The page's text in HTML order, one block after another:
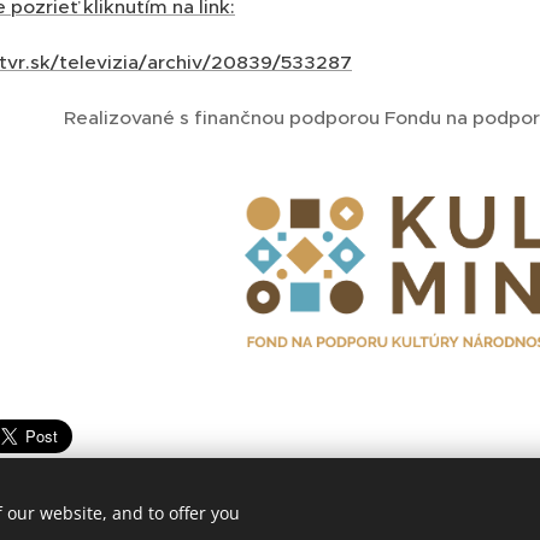
pozrieť kliknutím na link:
televizia/archiv/20839/533287
Realizované s finančnou podporou Fondu na
website, and to offer you